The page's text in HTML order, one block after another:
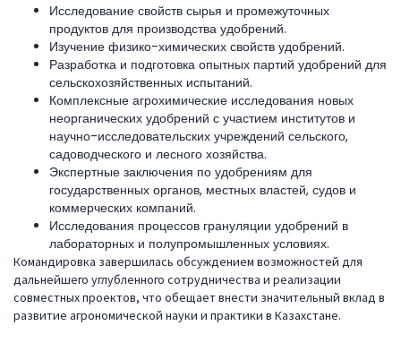
Исследование свойств сырья и промежуточных
продуктов для производства удобрений.
Изучение физико-химических свойств удобрений.
Разработка и подготовка опытных партий удобрений для
сельскохозяйственных испытаний.
Комплексные агрохимические исследования новых
неорганических удобрений с участием институтов и
научно-исследовательских учреждений сельского,
садоводческого и лесного хозяйства.
Экспертные заключения по удобрениям для
государственных органов, местных властей, судов и
коммерческих компаний.
Исследования процессов грануляции удобрений в
лабораторных и полупромышленных условиях.
Командировка завершилась обсуждением возможностей для
дальнейшего углубленного сотрудничества и реализации
совместных проектов, что обещает внести значительный вклад в
развитие агрономической науки и практики в Казахстане.